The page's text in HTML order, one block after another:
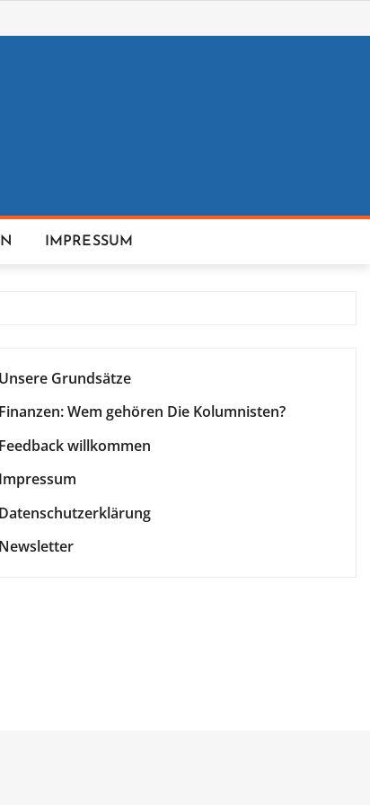
IMPRESSUM
Unsere Grundsätze
Finanzen: Wem gehören Die Kolumnisten?
Feedback willkommen
Impressum
Datenschutzerklärung
Newsletter